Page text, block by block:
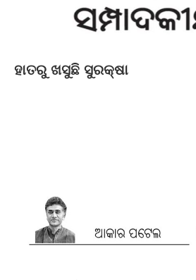
ହାତରୁ ଖସୁଛି ସୁରକ୍ଷା